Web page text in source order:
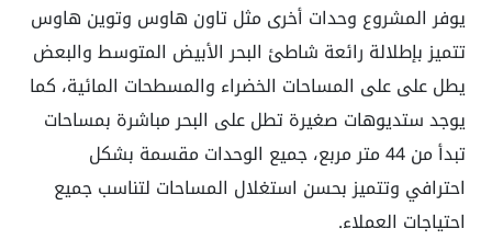
يوفر المشروع وحدات أخرى مثل تاون هاوس وتوين هاوس
تتميز بإطلالة رائعة شاطئ البحر الأبيض المتوسط والبعض
يطل على على المساحات الخضراء والمسطحات المائية، كما
يوجد ستديوهات صغيرة تطل على البحر مباشرة بمساحات
تبدأ من 44 متر مربع، جميع الوحدات مقسمة بشكل
احترافي وتتميز بحسن استغلال المساحات لتناسب جميع
احتياجات العملاء.